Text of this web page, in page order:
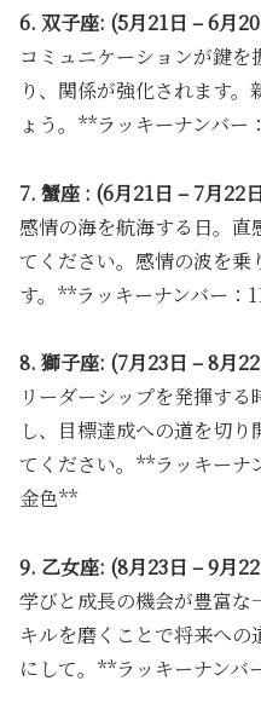
6. 双子座: (5月21日 – 6月
コミュニケーションが鍵
り、関係が強化されます
ょう。**ラッキーナンバ
7. 蟹座 : (6月21日 – 7月22
感情の海を航海する日。直
てください。感情の波を乗
す。**ラッキーナンバー：
8. 獅子座: (7月23日 – 8月
リーダーシップを発揮す
し、目標達成への道を切
てください。**ラッキーナ
金色**
9. 乙女座: (8月23日 – 9月
学びと成長の機会が豊富な
キルを磨くことで将来へ
にして。**ラッキーナン